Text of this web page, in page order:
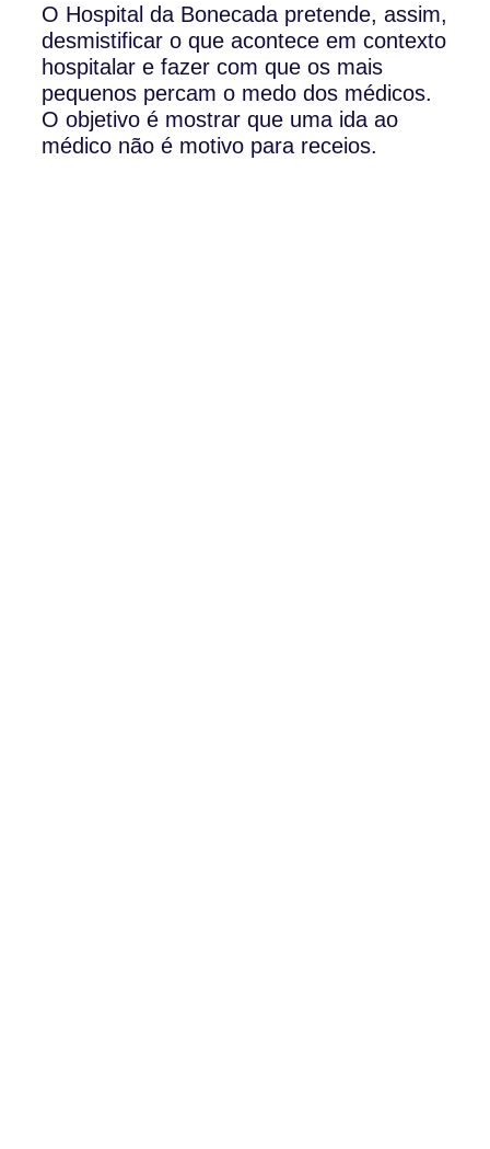
O Hospital da Bonecada pretende, assim,
desmistificar o que acontece em contexto
hospitalar e fazer com que os mais
pequenos percam o medo dos médicos.
O objetivo é mostrar que uma ida ao
médico não é motivo para receios.